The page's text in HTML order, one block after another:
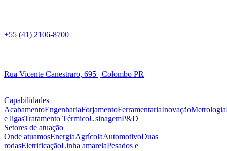
+55 (41) 2106-8700
Rua Vicente Canestraro, 695 | Colombo PR
Capabilidades
AcabamentoEngenhariaForjamentoFerramentariaInovaçãoMetrologia
e ligasTratamento TérmicoUsinagemP&D
Setores de atuação
Onde atuamosEnergiaAgrícolaAutomotivoDuas
rodasEletrificaçãoLinha amarelaPesados e